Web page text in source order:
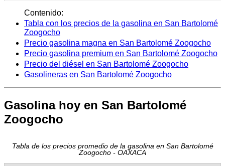
Contenido:
Tabla con los precios de la gasolina en San Bartolomé
Zoogocho
Precio gasolina magna en San Bartolomé Zoogocho
Precio gasolina premium en San Bartolomé Zoogocho
Precio del diésel en San Bartolomé Zoogocho
Gasolineras en San Bartolomé Zoogocho
Gasolina hoy en San Bartolomé
Zoogocho
Tabla de los precios promedio de la gasolina en San Bartolomé
Zoogocho - OAXACA